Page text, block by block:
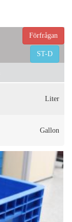
Förfrågan
ST-D
Liter
Gallon